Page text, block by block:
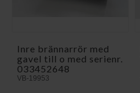
Inre brännarrör med
gavel till o med serienr.
033452648
VB-19953